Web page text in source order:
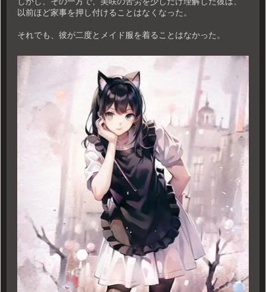
以前ほど家事を押し付けることはなくなった。
それでも、彼が二度とメイド服を着ることはなかった。